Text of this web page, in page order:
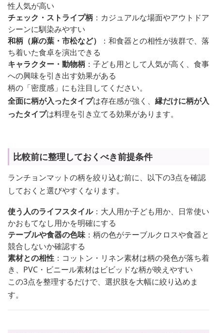
性人気が高い
チェック・ストライプ柄 ：カジュアルな場面やアウトドア
シーンに馴染みやすい
和柄（麻の葉・市松など）
：和食器との相性が抜群で、落
ち着いた食卓を演出できる
キャラクター・動物柄 ：子ども用として人気が高く、食事
への興味を引き出す効果がある
柄の「密度感」にも注目してください。
全面に柄が入ったタイプは存在感が強く、 縁だけに柄が入
ったタイプは料理を引き立てる効果があります。
比較前に整理しておくべき前提条件
ランチョンマットの柄を絞り込む前に、以下の3点を確認
しておくと選びやすくなります。
使う人のライフスタイル：大人用か子ども用か、日常使い
かおもてなし用かを明確にする
テーブルや食器の色味：柄の色がテーブルクロスや食器と
競合しないか確認する
素材との相性 ：コットン・リネン素材は柄の発色が落ち着
き、PVC・ビニール素材はビビッドな柄が映えやすい
この3点を整理するだけで、選択肢を大幅に絞り込めま
す。